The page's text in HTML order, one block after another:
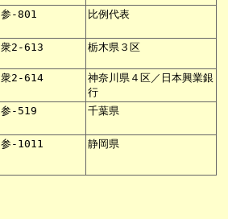
参-801 比例代表
衆2-613 栃木県３区
衆2-614
神奈川県４区／日本興業銀
行
参-519 千葉県
参-1011 静岡県